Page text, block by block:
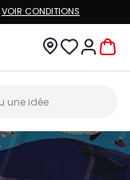
VOIR CONDITIONS